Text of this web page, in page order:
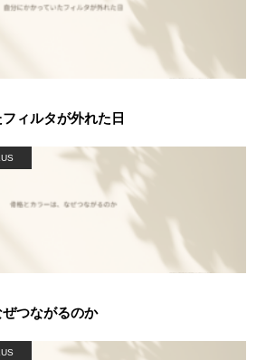
ィルタが外れた日
つながるのか